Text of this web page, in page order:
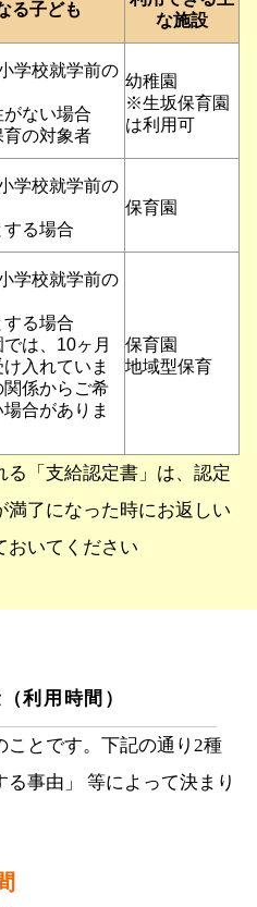
る子ども
な施設
学校就学前の
ない場合
の対象者
幼稚園
※生坂保育園
は利用可
学校就学前の
る場合
保育園
学校就学前の
る場合
では、10ヶ月
入れていま
係からご希
合がありま
保育園
地域型保育
る「支給認定書」は、認定
満了になった時にお返しい
おいてください
利用時間）
とです。下記の通り2種
事由」 等によって決まり